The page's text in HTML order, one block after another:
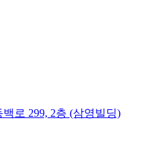
로 299, 2층 (삼영빌딩)